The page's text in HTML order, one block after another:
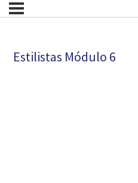
Estilistas Módulo 6